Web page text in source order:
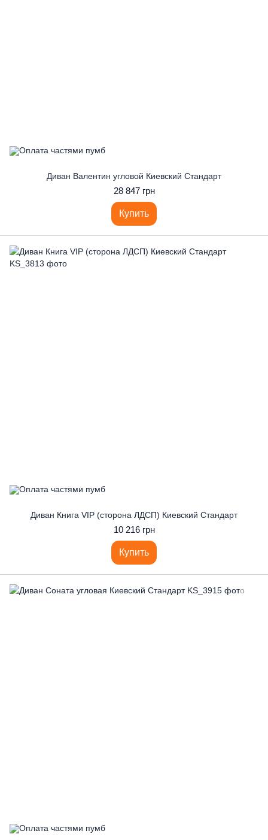
Диван Валентин угловой Киевский Стандарт
28 847 грн
Купить
Диван Книга VIP (сторона ЛДСП) Киевский Стандарт
10 216 грн
Купить